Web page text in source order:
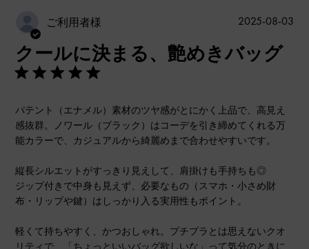
ご利用者様
クールに決まる、艶めきバッグ
パテント（エナメル）素材のツヤ感がとにかく上品で、高見え
感抜群。ノワール（ブラック）はコーデを引き締めてくれる万
能カラーで、カジュアルから綺麗めまで合わせやすいです。
縦長シルエットがすっきり見えして、肩掛けも手持ちも◎
ジップ付きで中身も見えず、必要なもの（スマホ・小さめ財
布・リップや鍵）はしっかり入る実用性もポイント。
軽くて持ちやすく、かつおしゃれ。プチプラとは思えないクオ
リティで、「ちょっといいバッグ欲しいな」って気分のときに
公
2025-08-03